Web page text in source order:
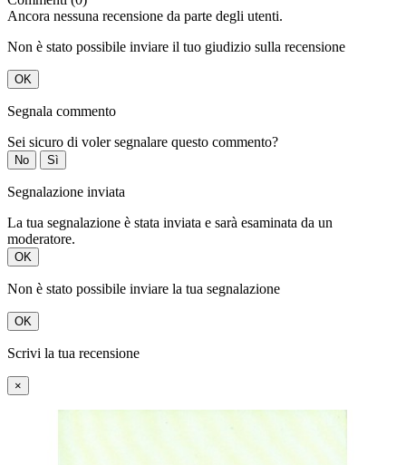
Ancora nessuna recensione da parte degli utenti.
Non è stato possibile inviare il tuo giudizio sulla recensione
OK
Segnala commento
Sei sicuro di voler segnalare questo commento?
No Sì
Segnalazione inviata
La tua segnalazione è stata inviata e sarà esaminata da un
moderatore.
OK
Non è stato possibile inviare la tua segnalazione
OK
Scrivi la tua recensione
×